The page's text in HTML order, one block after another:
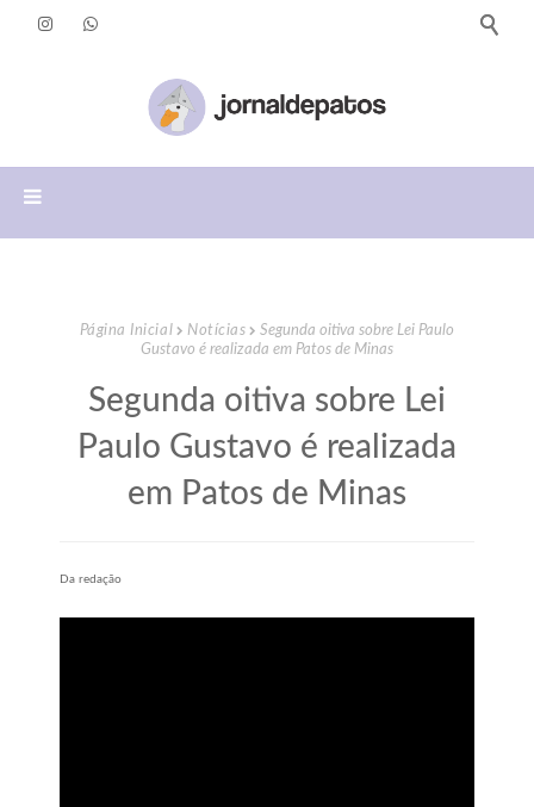
Página Inicial Notícias
Segunda oitiva sobre Lei Paulo
Gustavo é realizada em Patos de Minas
Segunda oitiva sobre Lei
Paulo Gustavo é realizada
em Patos de Minas
Da redação